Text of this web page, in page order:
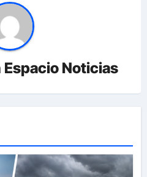
Espacio Noticias